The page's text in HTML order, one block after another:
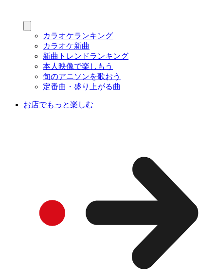
カラオケランキング
カラオケ新曲
新曲トレンドランキング
本人映像で楽しもう
旬のアニソンを歌おう
定番曲・盛り上がる曲
お店でもっと楽しむ